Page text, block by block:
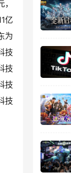
亿
为
技
技
技
技